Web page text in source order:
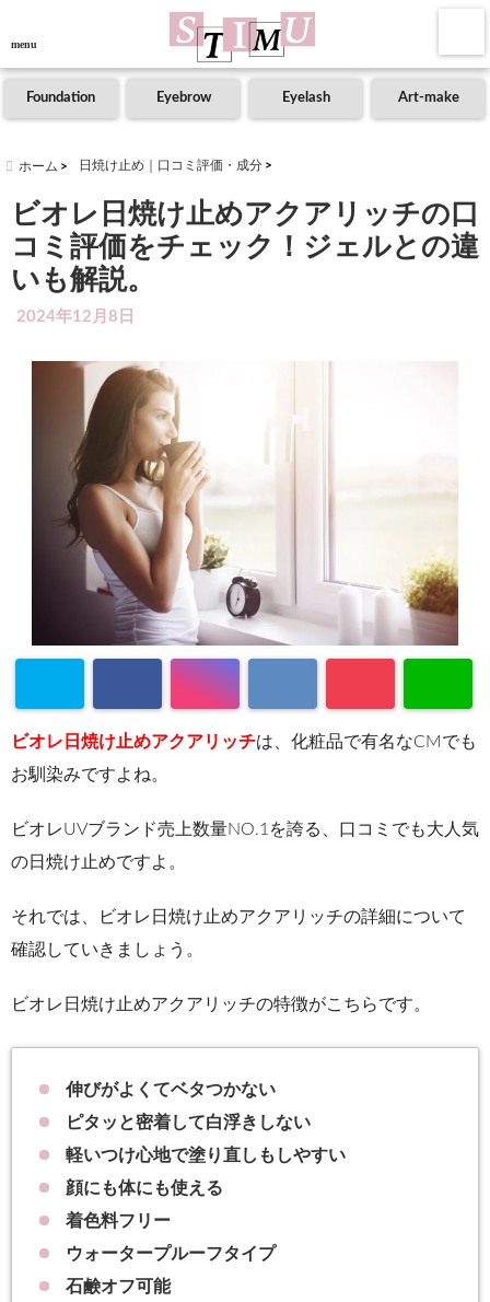
menu
Foundation Eyebrow Eyelash Art-make
ホーム 日焼け止め｜口コミ評価・成分
ビオレ日焼け止めアクアリッチの口
コミ評価をチェック！ジェルとの違
いも解説。
2024年12月8日
ビオレ日焼け止めアクアリッチは、化粧品で有名なCMでも
お馴染みですよね。
ビオレUVブランド売上数量NO.1を誇る、口コミでも大人気
の日焼け止めですよ。
それでは、ビオレ日焼け止めアクアリッチの詳細について
確認していきましょう。
ビオレ日焼け止めアクアリッチの特徴がこちらです。
伸びがよくてベタつかない
ピタッと密着して白浮きしない
軽いつけ心地で塗り直しもしやすい
顔にも体にも使える
着色料フリー
ウォータープルーフタイプ
石鹸オフ可能